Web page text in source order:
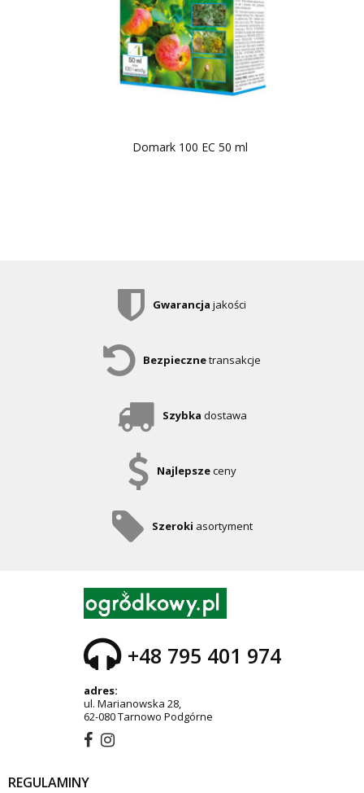
Domark 100 EC 50 ml
Gwarancja jakości
Bezpiecznetransakcje
Szybka dostawa
Najlepszeceny
Szeroki asortyment
+48 795 401 974
adres:
ul. Marianowska 28,
62-080 Tarnowo Podgórne
REGULAMINY